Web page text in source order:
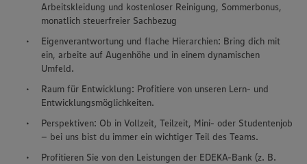
Arbeitskleidung und kostenloser Reinigung, Sommerbonus,
monatlich steuerfreier Sachbezug
Eigenverantwortung und flache Hierarchien: Bring dich mit
ein, arbeite auf Augenhöhe und in einem dynamischen
Umfeld.
Raum für Entwicklung: Profitiere von unseren Lern- und
Entwicklungsmöglichkeiten.
Perspektiven: Ob in Vollzeit, Teilzeit, Mini- oder Studentenjob
– bei uns bist du immer ein wichtiger Teil des Teams.
Profitieren Sie von den Leistungen der EDEKA-Bank (z. B.